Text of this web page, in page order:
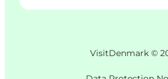
VisitDenmark ©